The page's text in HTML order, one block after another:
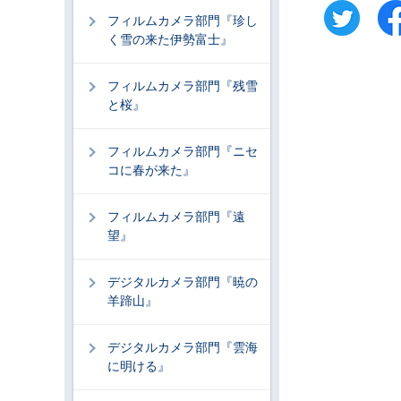
フィルムカメラ部門『珍し
く雪の来た伊勢富士』
フィルムカメラ部門『残雪
と桜』
フィルムカメラ部門『ニセ
コに春が来た』
フィルムカメラ部門『遠
望』
デジタルカメラ部門『暁の
羊蹄山』
デジタルカメラ部門『雲海
に明ける』